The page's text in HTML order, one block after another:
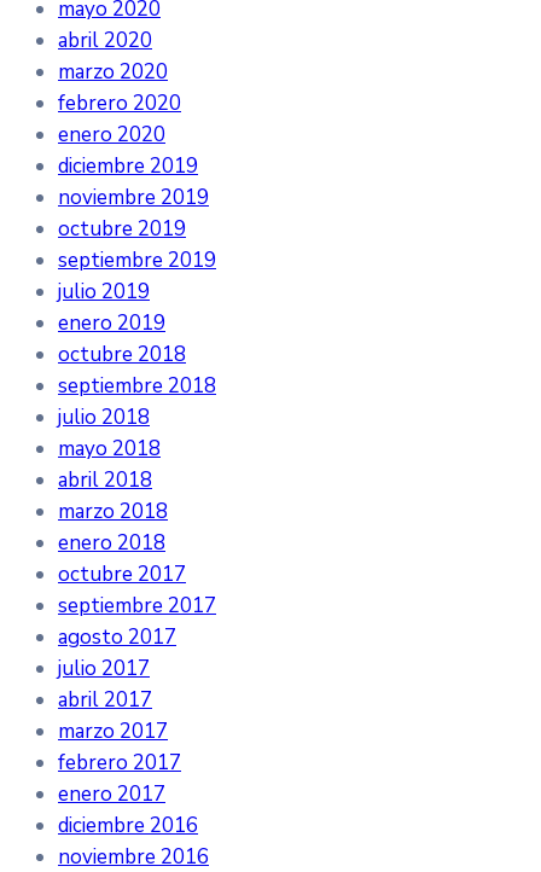
mayo 2020
abril 2020
marzo 2020
febrero 2020
enero 2020
diciembre 2019
noviembre 2019
octubre 2019
septiembre 2019
julio 2019
enero 2019
octubre 2018
septiembre 2018
julio 2018
mayo 2018
abril 2018
marzo 2018
enero 2018
octubre 2017
septiembre 2017
agosto 2017
julio 2017
abril 2017
marzo 2017
febrero 2017
enero 2017
diciembre 2016
noviembre 2016